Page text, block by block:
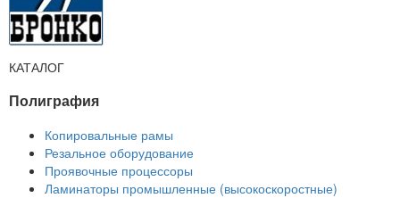
КАТАЛОГ
Полиграфия
Копировальные рамы
Резальное оборудование
Проявочные процессоры
Ламинаторы промышленные (высокоскоростные)